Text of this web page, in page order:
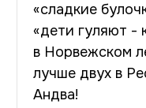
«сладкие
«дети гуляют -
в Норвежском
лучше двух в
Андва!